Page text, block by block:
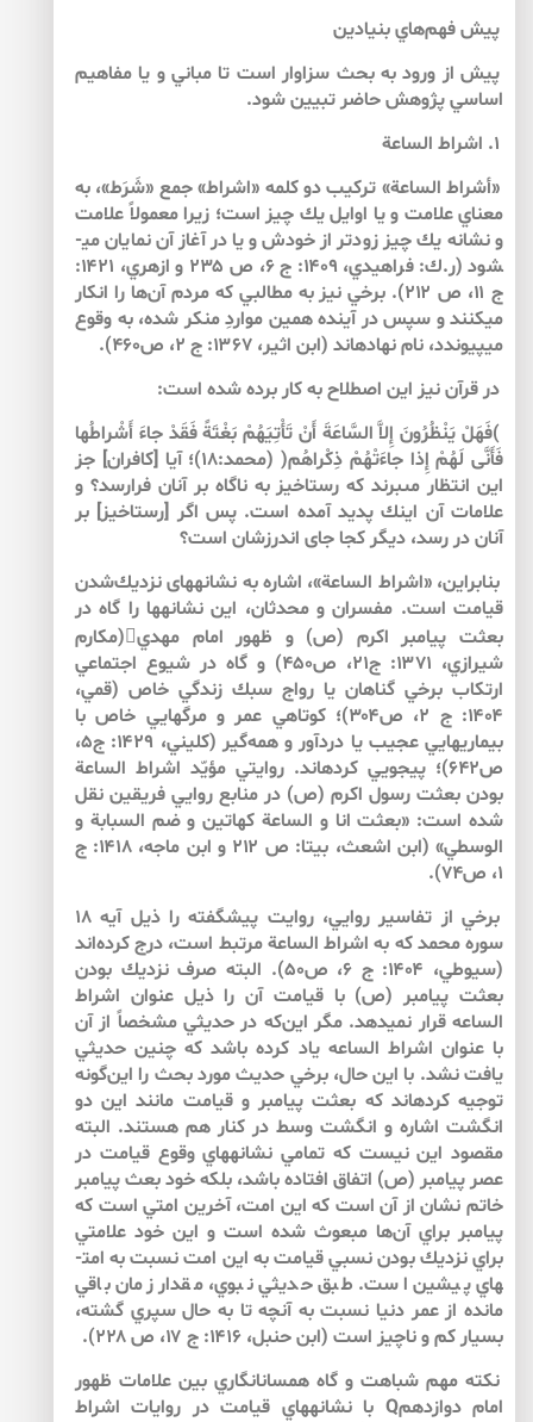
پيش فهم‌هاي بنيادين
پيش از ورود به بحث سزاوار است تا مباني و يا مفاهيم
اساسي پژوهش حاضر تبيين شود.
۱. اشراط الساعة
«أشراط الساعة» تركيب دو كلمه «اشراط» جمع «شَرَط»، به
معناي علامت و يا اوايل يك چيز است؛ زيرا معمولاً علامت
و نشانه يك چيز زودتر از خودش و يا در آغاز آن نمايان مي­
شود (ر.ك: فراهيدي، ۱۴۰۹: ج ۶، ص ۲۳۵ و ازهري، ۱۴۲۱:
ج ۱۱، ص ۲۱۲). برخي نيز به مطالبي كه مردم آن‌ها را انكار
مي­كنند و سپس در آينده همين مواردِ منكر شده، به وقوع
مي­پيوندد، نام نهاده­اند (ابن اثير، ۱۳۶۷: ج ۲، ص۴۶۰).
در قرآن نيز اين اصطلاح به كار برده شده است:
)فَهَلْ يَنْظُرُونَ إِلاَّ السَّاعَةَ أَنْ تَأْتِيَهُمْ بَغْتَةً فَقَدْ جاءَ أَشْراطُها
فَأَنَّى لَهُمْ إِذا جاءَتْهُمْ ذِكْراهُم‏( (محمد:۱۸)؛ آيا [كافران‏] جز
اين انتظار مى‏برند كه رستاخيز به ناگاه بر آنان فرارسد؟ و
علامات آن اينك پديد آمده است. پس اگر [رستاخيز] بر
آنان در رسد، ديگر كجا جاى اندرزشان است؟
بنابراين، «اشراط الساعة»، اشاره به نشانه‏هاى نزديك‌شدن
قيامت است. مفسران و محدثان، اين نشانه­ها را گاه در
بعثت پيامبر اكرم (ص) و ظهور امام مهدي(مكارم
شيرازي، ۱۳۷۱: ج‏۲۱، ص۴۵۰) و گاه در شيوع اجتماعي
ارتكاب برخي گناهان يا رواج سبك زندگي خاص (قمي،
۱۴۰۴: ج ۲، ص۳۰۴)؛ كوتاهي عمر و مرگ­هايي خاص با
بيماري­هايي عجيب يا دردآور و همه‌گير (كليني، ۱۴۲۹: ج۵،
ص۶۴۲)؛ پي­جويي كرده­اند. روايتي مؤيّد اشراط­ الساعة
بودن بعثت رسول اكرم (ص) در منابع روايي فريقين نقل
شده است: «بعثت انا و الساعة كهاتين و ضم السبابة و
الوسطي» (ابن اشعث، بي­تا: ص ۲۱۲ و ابن ماجه، ۱۴۱۸: ج
۱، ص۷۴).
برخي از تفاسير روايي، روايت پيش­گفته را ذيل آيه ۱۸
سوره محمد كه به اشراط الساعة مرتبط است، درج كرده‌اند
(سيوطي، ۱۴۰۴: ج ۶، ص۵۰). البته صرف نزديك بودن
بعثت پيامبر (ص) با قيامت آن را ذيل عنوان اشراط
الساعه قرار نمي­دهد. مگر اين‌كه در حديثي مشخصاً از آن
با عنوان اشراط الساعه ياد كرده باشد كه چنين حديثي
يافت نشد. با اين حال، برخي حديث مورد بحث را اين‌گونه
توجيه كرده­اند كه بعثت پيامبر و قيامت مانند اين دو
انگشت اشاره و انگشت وسط در كنار هم هستند. البته
مقصود اين نيست كه تمامي نشانه­هاي وقوع قيامت در
عصر پيامبر (ص) اتفاق افتاده باشد، بلكه خود بعث پيامبر
خاتم نشان از آن است كه اين امت، آخرين امتي است كه
پيامبر براي آن‌ها مبعوث شده است و اين خود علامتي
براي نزديك بودن نسبي قيامت به اين امت نسبت به امت­
هاي پيشين است. طبق حديثي نبوي، مقدار زمان باقي
مانده از عمر دنيا نسبت به آنچه تا به حال سپري گشته،
بسيار كم و ناچيز است (ابن حنبل، ۱۴۱۶: ج ۱۷، ص ۲۲۸).
نكته مهم شباهت و گاه همسان­انگاري بين علامات ظهور
امام دوازدهمQ با نشانه­هاي قيامت در روايات اشراط